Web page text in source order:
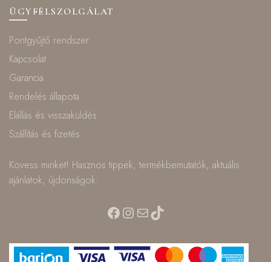
ÜGYFÉLSZOLGÁLAT
Pontgyűjtő rendszer
Kapcsolat
Garancia
Rendelés állapota
Elállás és visszaküldés
Szállítás és fizetés
Kövess minket! Hasznos tippek, termékbemutatók, aktuális
ajánlatok, újdonságok:
Facebook
Instagram
MailTikTok